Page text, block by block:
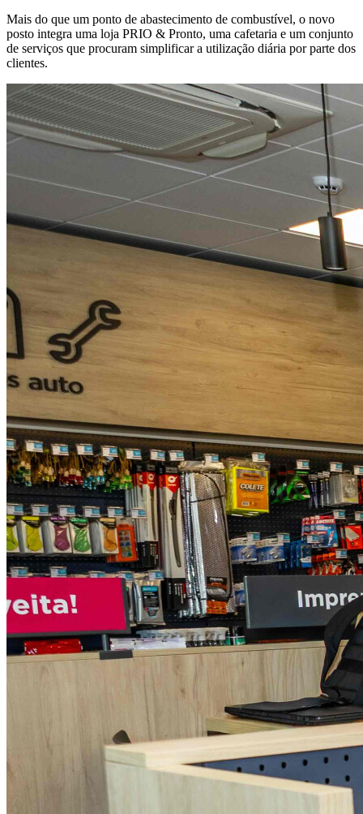
Mais do que um ponto de abastecimento de combustível, o novo
posto integra uma loja PRIO & Pronto, uma cafetaria e um conjunto
de serviços que procuram simplificar a utilização diária por parte dos
clientes.